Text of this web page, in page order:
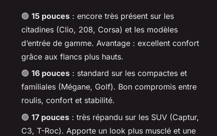
🟢 15 pouces : encore très présent sur les
citadines (Clio, 208, Corsa) et les modèles
d’entrée de gamme. Avantage : excellent confort
grâce aux flancs plus hauts.
🟢 16 pouces : standard sur les compactes et
familiales (Mégane, Golf). Bon compromis entre
roulis, confort et stabilité.
🟢 17 pouces : très répandu sur les SUV (Captur,
C3, T-Roc). Apporte un look plus musclé et une